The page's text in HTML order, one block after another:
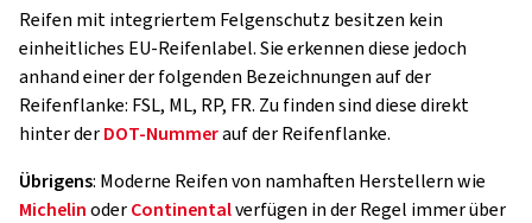
Reifen mit integriertem Felgenschutz besitzen kein
einheitliches EU-Reifenlabel. Sie erkennen diese jedoch
anhand einer der folgenden Bezeichnungen auf der
Reifenflanke: FSL, ML, RP, FR. Zu finden sind diese direkt
hinter derDOT-Nummerauf der Reifenflanke.
Übrigens: Moderne Reifen von namhaften Herstellern wie
MichelinoderContinentalverfügen in der Regel immer über